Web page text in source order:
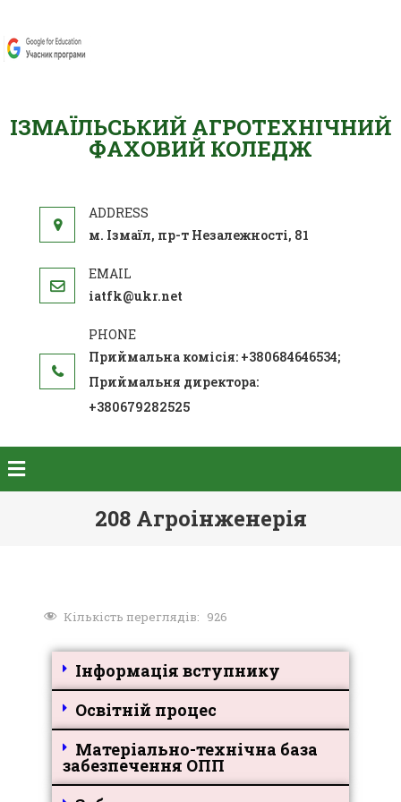
ІЗМАЇЛЬСЬКИЙ АГРОТЕХНІЧНИЙ
ФАХОВИЙ КОЛЕДЖ
м. Ізмаїл, пр-т Незалежності, 81
iatfk@ukr.net
Приймальна комісія: +380684646534;
Приймальня директора:
+380679282525
208 Агроінженерія
Кількість переглядів: 926
Інформація вступнику
Освітній процес
Матеріально-технічна база
забезпечення ОПП